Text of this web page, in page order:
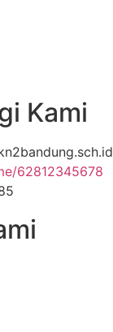
Kami
62812345678